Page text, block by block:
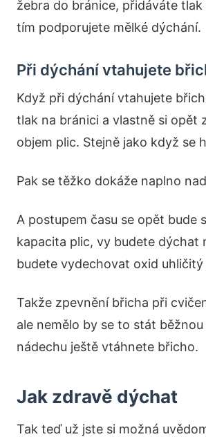
žebra do bránice, přidáváte tlak
tím podporujete mělké dýchání.
Při dýchání vtahujete
Když při dýchání vtahujete
tlak na bránici a vlastně si opět
objem plic. Stejně jako když se
Pak se těžko dokáže naplno
A postupem času se opět bude
kapacita plic, vy budete dýchat
budete vydechovat oxid uhličitý
Takže zpevnění břicha při
ale nemělo by se to stát
nádechu ještě vtáhnete břicho.
Jak zdravě dýchat
Tak teď už jste si možná